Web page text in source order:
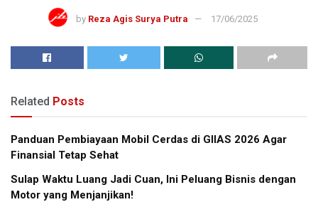
by Reza Agis Surya Putra 17/06/2025
Related Posts
Panduan Pembiayaan Mobil Cerdas di GIIAS 2026 Agar
Finansial Tetap Sehat
Sulap Waktu Luang Jadi Cuan, Ini Peluang Bisnis dengan
Motor yang Menjanjikan!